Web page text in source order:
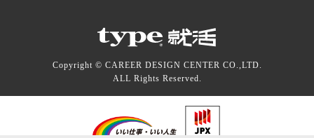
Copyright © CAREER DESIGN CENTER CO.,LTD.
ALL Rights Reserved.